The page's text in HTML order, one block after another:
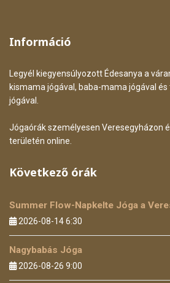
Információ
Legyél kiegyensúlyozott Édesanya a
kismama jógával, baba-mama jógával
jógával.
Jógaórák személyesen Veresegyházon
területén online.
Következő órák
Summer Flow-Napkelte Jóga a
2026-08-14 6:30
Nagybabás Jóga
2026-08-26 9:00